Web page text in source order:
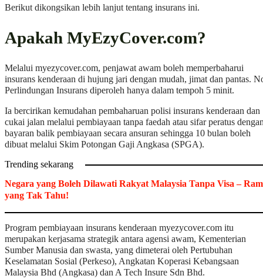
Berikut dikongsikan lebih lanjut tentang insurans ini.
Apakah MyEzyCover.com?
Melalui myezycover.com, penjawat awam boleh memperbaharui
insurans kenderaan di hujung jari dengan mudah, jimat dan pantas.
Perlindungan Insurans diperoleh hanya dalam tempoh 5 minit.
Ia bercirikan kemudahan pembaharuan polisi insurans kenderaan dan
cukai jalan melalui pembiayaan tanpa faedah atau sifar peratus
bayaran balik pembiayaan secara ansuran sehingga 10 bulan boleh
dibuat melalui Skim Potongan Gaji Angkasa (SPGA).
Trending sekarang
Negara yang Boleh Dilawati Rakyat Malaysia Tanpa Visa –
yang Tak Tahu!
Program pembiayaan insurans kenderaan myezycover.com itu
merupakan kerjasama strategik antara agensi awam, Kementerian
Sumber Manusia dan swasta, yang dimeterai oleh Pertubuhan
Keselamatan Sosial (Perkeso), Angkatan Koperasi Kebangsaan
Malaysia Bhd (Angkasa) dan A Tech Insure Sdn Bhd.